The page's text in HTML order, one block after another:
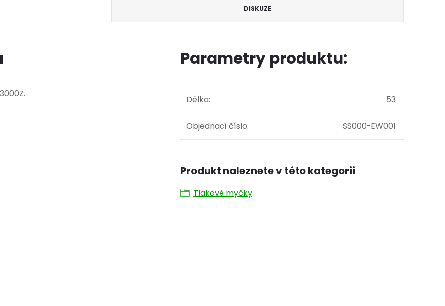
DISKUZE
Parametry produktu:
Délka: 53
Objednací číslo: SS000-EW001
Produkt naleznete v této kategorii
Tlakové myčky